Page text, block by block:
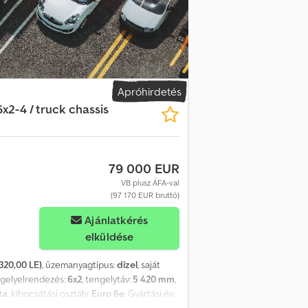
mm = 2800 kg 6100 mm = 1900 kg
hidraulika forgatószervvel
nappali menetfény Bal oldali
DPF-zár Vészfék asszisztens
Brake-Matik Rádió Navigáció
A jármű német első tulajdonostól
Apróhirdetés
4 / truck chassis
79 000 EUR
VB plusz ÁFA-val
(97 170 EUR bruttó)
Ajánlatkérés
elküldése
LE), üzemanyagtípus:dízel, saját
6x2, tengelytáv: 5 420 mm,
, kibocsátási osztály: Euro 6e, Gyártási év: